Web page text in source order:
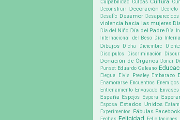
Culpabilidad Culpas Cultura
Deconstruir Decoración Decreto
Desafío Desamor Desaparecidos
violencia hacia las mujeres
Día del Niño Día del Padre Día
Internacional del Beso Día
Dibujos
Dicha Diciembre
Discipulos Discriminación
Donación de Órganos Donar
Punset Eduardo Galeano
Elegua Elvis Presley Embarazo
Enamorarse Encuentros Enemigos
Entrenamiento Envasado Envases
España Espejos Espera
Esposa Estados Unidos
Experimentos Fábulas Facebook
Felicidad